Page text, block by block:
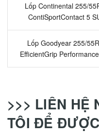
Lốp Continental 255/
ContiSportContact 5
Lốp Goodyear 255/
EfficientGrip
>>> LIÊN HỆ
TÔI ĐỂ